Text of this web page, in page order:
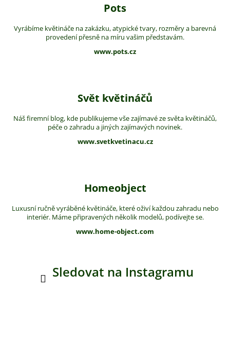
Pots
Vyrábíme květináče na zakázku, atypické tvary, rozměry a barevná
provedení přesně na míru vašim představám.
www.pots.cz
Svět květináčů
Náš firemní blog, kde publikujeme vše zajímavé ze světa květináčů,
péče o zahradu a jiných zajímavých novinek.
www.svetkvetinacu.cz
Homeobject
Luxusní ručně vyráběné květináče, které oživí každou zahradu nebo
interiér. Máme připravených několik modelů, podívejte se.
www.home-object.com
Sledovat na Instagramu